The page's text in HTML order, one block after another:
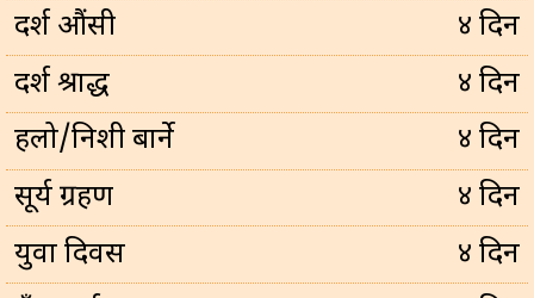
दर्श औंसी
४ दिन
दर्श श्राद्ध
४ दिन
हलो/निशी बार्ने
४ दिन
सूर्य ग्रहण
४ दिन
युवा दिवस
४ दिन